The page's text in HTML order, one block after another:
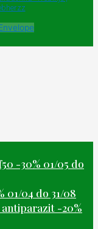
-30% 01/05 do
04 do 31/08
-20%